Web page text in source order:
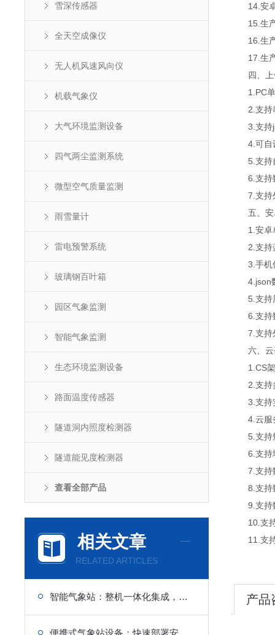
雪深传感器
全天空成像仪
无人机风速风向仪
机载气象仪
大气环境监测设备
四气两尘监测系统
微型空气质量监测
雨雪量计
雷电预警系统
玻璃钢百叶箱
园区气象监测
智能气象监测
生态环境监测设备
路面温度传感器
隧道洞内照度检测器
隧道能见度检测器
查看全部产品
相关文章
RELATED ARTICLES
智能气象站：整机一体化集成，现场安装省时省力
14.安卓7
15.生产
16.生产
17.生产
四、上
1.PC单
2.支持串
3.支持
4.可自设
5.支持自
6.支持
7.支持外
五、安
1.安卓单
2.支持
3.手机休
4.json数
5.支持历
6.支持
7.支持外
六、云
1.CS架
2.支持多
3.支持实
4.云服务
5.支持短
6.支持地
7.支持
8.支持
9.支持数
10.支持
11.支持
产品